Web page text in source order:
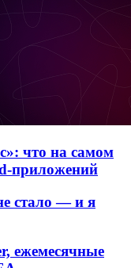
что на самом
приложений
стало — и я
ежемесячные